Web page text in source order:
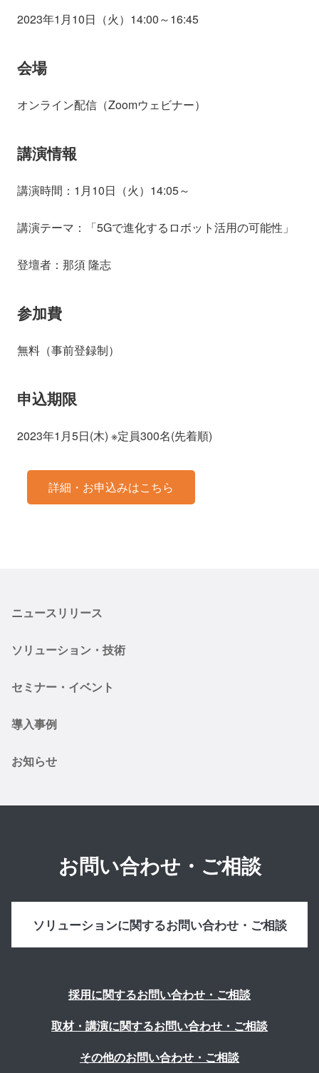
2023年1月10日（火）14:00～16:45
会場
オンライン配信（Zoomウェビナー）
講演情報
講演時間：1月10日（火）14:05～
講演テーマ：「5Gで進化するロボット活用の可能性」
登壇者：那須 隆志
参加費
無料（事前登録制）
申込期限
2023年1月5日(木) ※定員300名(先着順)
詳細・お申込みはこちら
ニュースリリース
ソリューション・技術
セミナー・イベント
導入事例
お知らせ
お問い合わせ・ご相談
ソリューションに関するお問い合わせ・ご相談
採用に関するお問い合わせ・ご相談
取材・講演に関するお問い合わせ・ご相談
その他のお問い合わせ・ご相談